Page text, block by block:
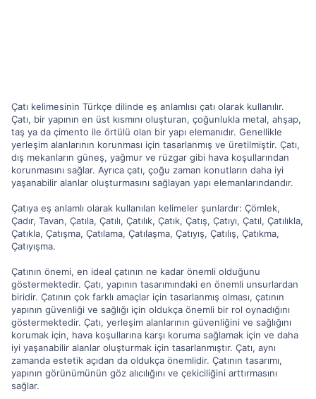
Çatı kelimesinin Türkçe dilinde eş anlamlısı çatı olarak kullanılır.
Çatı, bir yapının en üst kısmını oluşturan, çoğunlukla metal, ahşap,
taş ya da çimento ile örtülü olan bir yapı elemanıdır. Genellikle
yerleşim alanlarının korunması için tasarlanmış ve üretilmiştir. Çatı,
dış mekanların güneş, yağmur ve rüzgar gibi hava koşullarından
korunmasını sağlar. Ayrıca çatı, çoğu zaman konutların daha iyi
yaşanabilir alanlar oluşturmasını sağlayan yapı elemanlarındandır.
Çatıya eş anlamlı olarak kullanılan kelimeler şunlardır: Çömlek,
Çadır, Tavan, Çatıla, Çatılı, Çatılık, Çatık, Çatış, Çatıyı, Çatıl, Çatılıkla,
Çatıkla, Çatışma, Çatılama, Çatılaşma, Çatıyış, Çatılış, Çatıkma,
Çatıyışma.
Çatının önemi, en ideal çatının ne kadar önemli olduğunu
göstermektedir. Çatı, yapının tasarımındaki en önemli unsurlardan
biridir. Çatının çok farklı amaçlar için tasarlanmış olması, çatının
yapının güvenliği ve sağlığı için oldukça önemli bir rol oynadığını
göstermektedir. Çatı, yerleşim alanlarının güvenliğini ve sağlığını
korumak için, hava koşullarına karşı koruma sağlamak için ve daha
iyi yaşanabilir alanlar oluşturmak için tasarlanmıştır. Çatı, aynı
zamanda estetik açıdan da oldukça önemlidir. Çatının tasarımı,
yapının görünümünün göz alıcılığını ve çekiciliğini arttırmasını
sağlar.